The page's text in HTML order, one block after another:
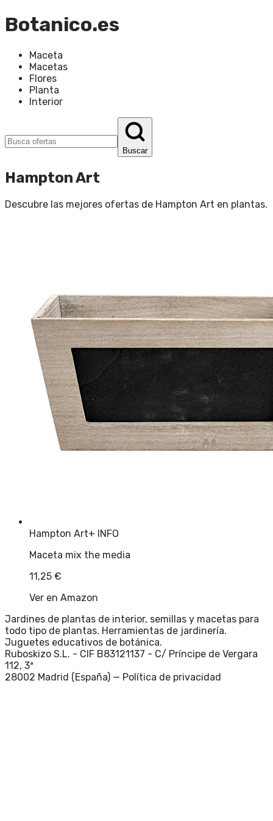
Botanico.es
Maceta
Macetas
Flores
Planta
Interior
Buscar
Hampton Art
Descubre las mejores ofertas de Hampton Art en plantas.
Hampton Art+ INFO
Maceta mix the media
11,25 €
Ver en Amazon
Jardines de plantas de interior, semillas y macetas para
todo tipo de plantas. Herramientas de jardinería.
Juguetes educativos de botánica.
Ruboskizo S.L. - CIF B83121137 - C/ Príncipe de Vergara
112, 3ª
28002 Madrid (España) — Política de privacidad